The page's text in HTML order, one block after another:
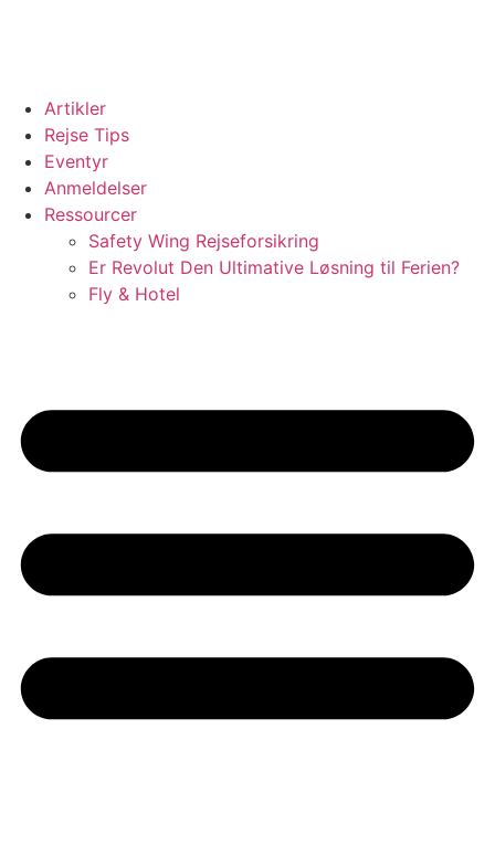
Artikler
Rejse Tips
Eventyr
Anmeldelser
Ressourcer
Safety Wing Rejseforsikring
Er Revolut Den Ultimative Løsning til Ferien?
Fly & Hotel